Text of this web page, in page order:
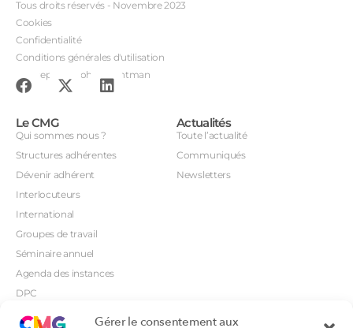
Gérer le consentement aux
Tous droits réservés - Novembre 2023
Cookies
Confidentialité
Conditions générales d'utilisation
Conception : John Brightman
Le CMG
Qui sommes nous ?
Structures adhérentes
Dévenir adhérent
Interlocuteurs
International
Groupes de travail
Séminaire annuel
Agenda des instances
DPC
Actualités
Toute l’actualité
Communiqués
Newsletters